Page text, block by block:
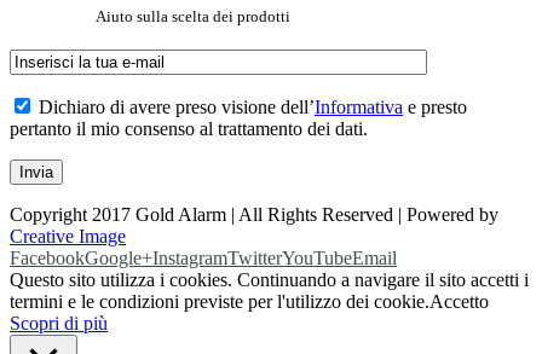
Aiuto sulla scelta dei prodotti
Dichiaro di avere preso visione dell’Informativa e presto
pertanto il mio consenso al trattamento dei dati.
Copyright 2017 Gold Alarm | All Rights Reserved | Powered by
Creative Image
FacebookGoogle+InstagramTwitterYouTubeEmail
Questo sito utilizza i cookies. Continuando a navigare il sito accetti i
termini e le condizioni previste per l'utilizzo dei cookie.Accetto
Scopri di più